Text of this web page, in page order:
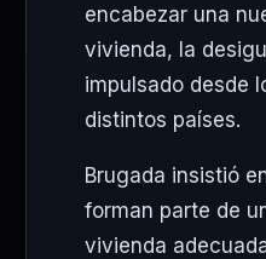
encabezar una
vivienda, la
impulsado desde
distintos países.
Brugada insistió
forman parte de
vivienda